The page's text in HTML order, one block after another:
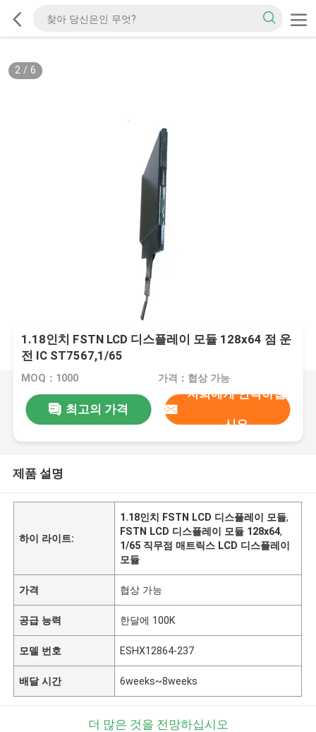
2/ 6
1.18인치 FSTN LCD 디스플레이 모듈 128x64 점 운
전 IC ST7567,1/65
MOQ：1000 가격：협상 가능
최고의 가격
저희에게 연락하십
시오
제품 설명
하이 라이트:
1.18인치 FSTN LCD 디스플레이 모듈,
FSTN LCD 디스플레이 모듈 128x64,
1/65 직무점 매트릭스 LCD 디스플레이
모듈
가격 협상 가능
공급 능력 한달에 100K
모델 번호 ESHX12864-237
배달 시간 6weeks~8weeks
더 많은 것을 전망하십시오